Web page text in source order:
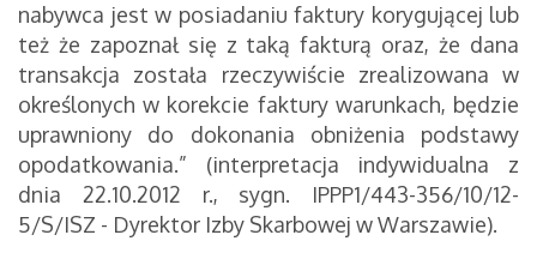
nabywca jest w posiadaniu faktury korygującej lub
też że zapoznał się z taką fakturą oraz, że dana
transakcja została rzeczywiście zrealizowana w
określonych w korekcie faktury warunkach, będzie
uprawniony do dokonania obniżenia podstawy
opodatkowania.” (interpretacja indywidualna z
dnia 22.10.2012 r., sygn. IPPP1/443-356/10/12-
5/S/ISZ - Dyrektor Izby Skarbowej w Warszawie).